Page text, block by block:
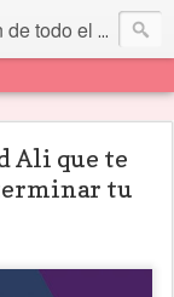
Y más.
Ali que te
tu